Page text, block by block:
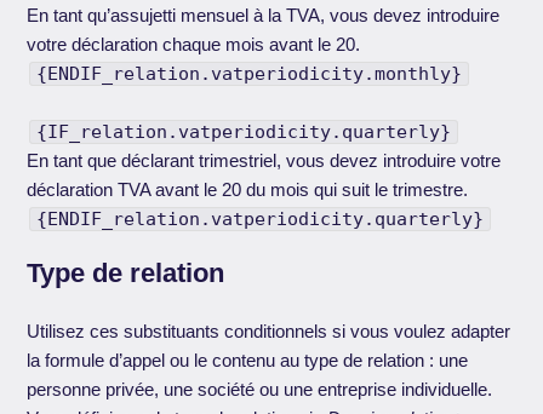
En tant qu’assujetti mensuel à la TVA, vous devez introduire
votre déclaration chaque mois avant le 20.
{ENDIF_relation.vatperiodicity.monthly}
{IF_relation.vatperiodicity.quarterly}
En tant que déclarant trimestriel, vous devez introduire votre
déclaration TVA avant le 20 du mois qui suit le trimestre.
{ENDIF_relation.vatperiodicity.quarterly}
Type de relation
Utilisez ces substituants conditionnels si vous voulez adapter
la formule d’appel ou le contenu au type de relation : une
personne privée, une société ou une entreprise individuelle.